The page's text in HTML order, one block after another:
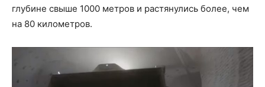
глубине свыше 1000 метров и растянулись более, чем
на 80 километров.